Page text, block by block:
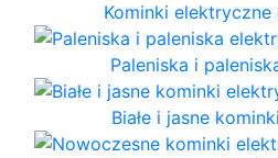
Kominki
Paleniska i
Białe i jasne